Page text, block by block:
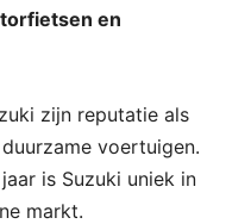
en
zijn reputatie als
voertuigen.
is Suzuki uniek in
markt.